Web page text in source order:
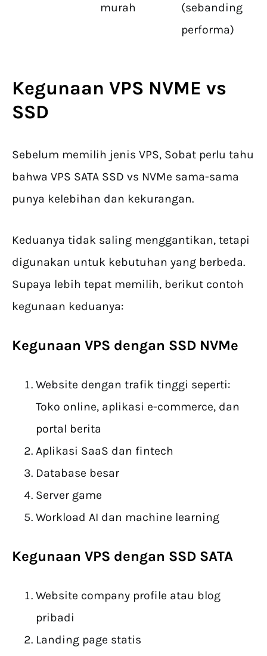
murah
(sebanding
performa)
Kegunaan VPS NVME vs
SSD
Sebelum memilih jenis VPS, Sobat perlu tahu
bahwa VPS SATA SSD vs NVMe sama-sama
punya kelebihan dan kekurangan.
Keduanya tidak saling menggantikan, tetapi
digunakan untuk kebutuhan yang berbeda.
Supaya lebih tepat memilih, berikut contoh
kegunaan keduanya:
Kegunaan VPS dengan SSD NVMe
Website dengan trafik tinggi seperti:
Toko online, aplikasi e-commerce, dan
portal berita
Aplikasi SaaS dan fintech
Database besar
Server game
Workload AI dan machine learning
Kegunaan VPS dengan SSD SATA
Website company profile atau blog
pribadi
Landing page statis